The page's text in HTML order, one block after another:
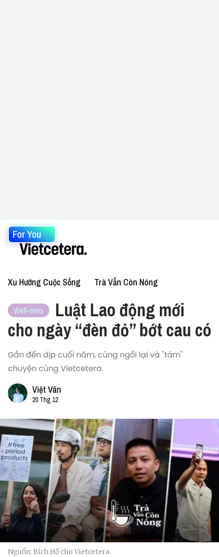
For You
Xu Hướng Cuộc Sống Trà Vẫn Còn Nóng
Well-ness
Luật Lao động mới
cho ngày “đèn đỏ” bớt cau có
Gần đến dịp cuối năm, cùng ngồi lại và "tám"
chuyện cùng Vietcetera.
Việt Vân
20 Thg 12
Nguồn: Bích Hồ cho Vietcetera